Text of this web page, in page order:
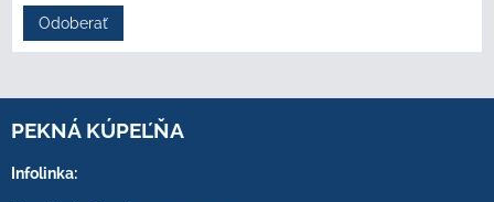
Odoberať
PEKNÁ KÚPEĽŇA
Infolinka: